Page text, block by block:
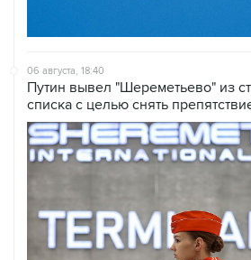
06 августа, 18:40
Путин вывел "Шереметьево" из
списка с целью снять